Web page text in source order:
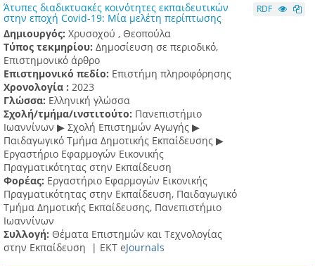
Άτυπες διαδικτυακές κοινότητες εκπαιδευτικών
στην εποχή Covid-19: Μία μελέτη περίπτωσης
Δημιουργός: Χρυσοχού , Θεοπούλα
Τύπος τεκμηρίου: Δημοσίευση σε περιοδικό,
Επιστημονικό άρθρο
Επιστημονικό πεδίο: Επιστήμη πληροφόρησης
Χρονολογία : 2023
Γλώσσα: Ελληνική γλώσσα
Σχολή/τμήμα/ινστιτούτο: Πανεπιστήμιο
Ιωαννίνων ▶ Σχολή Επιστημών Αγωγής ▶
Παιδαγωγικό Τμήμα Δημοτικής Εκπαίδευσης ▶
Eργαστήριο Εφαρμογών Eικονικής
Πραγματικότητας στην Εκπαίδευση
Φορέας: Εργαστήριο Εφαρμογών Εικονικής
Πραγματικότητας στην Εκπαίδευση, Παιδαγωγικό
Τμήμα Δημοτικής Εκπαίδευσης, Πανεπιστήμιο
Ιωαννίνων
Συλλογή: Θέματα Επιστημών και Τεχνολογίας
στην Εκπαίδευση | ΕΚΤ eJournals
RDF